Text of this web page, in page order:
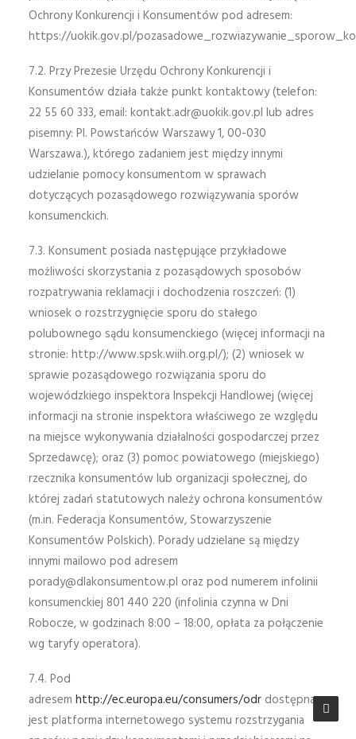
Ochrony Konkurencji i Konsumentów pod adresem:
https://uokik.gov.pl/
7.2. Przy Prezesie Urzędu Ochrony Konkurencji i
Konsumentów działa także punkt kontaktowy (telefon:
22 55 60 333, email: kontakt.adr@uokik.gov.pl lub adres
pisemny: Pl. Powstańców Warszawy 1, 00-030
Warszawa.), którego zadaniem jest między innymi
udzielanie pomocy konsumentom w sprawach
dotyczących pozasądowego rozwiązywania sporów
konsumenckich.
7.3. Konsument posiada następujące przykładowe
możliwości skorzystania z pozasądowych sposobów
rozpatrywania reklamacji i dochodzenia roszczeń: (1)
wniosek o rozstrzygnięcie sporu do stałego
polubownego sądu konsumenckiego (więcej informacji na
stronie: http://www.spsk.wiih.org.pl/); (2) wniosek w
sprawie pozasądowego rozwiązania sporu do
wojewódzkiego inspektora Inspekcji Handlowej (więcej
informacji na stronie inspektora właściwego ze względu
na miejsce wykonywania działalności gospodarczej przez
Sprzedawcę); oraz (3) pomoc powiatowego (miejskiego)
rzecznika konsumentów lub organizacji społecznej, do
której zadań statutowych należy ochrona konsumentów
(m.in. Federacja Konsumentów, Stowarzyszenie
Konsumentów Polskich). Porady udzielane są między
innymi mailowo pod adresem
porady@dlakonsumentow.pl oraz pod numerem infolinii
konsumenckiej 801 440 220 (infolinia czynna w Dni
Robocze, w godzinach 8:00 – 18:00, opłata za połączenie
wg taryfy operatora).
7.4. Pod
adresem http://ec.europa.eu/consumers/odr dostępna
jest platforma internetowego systemu rozstrzygania